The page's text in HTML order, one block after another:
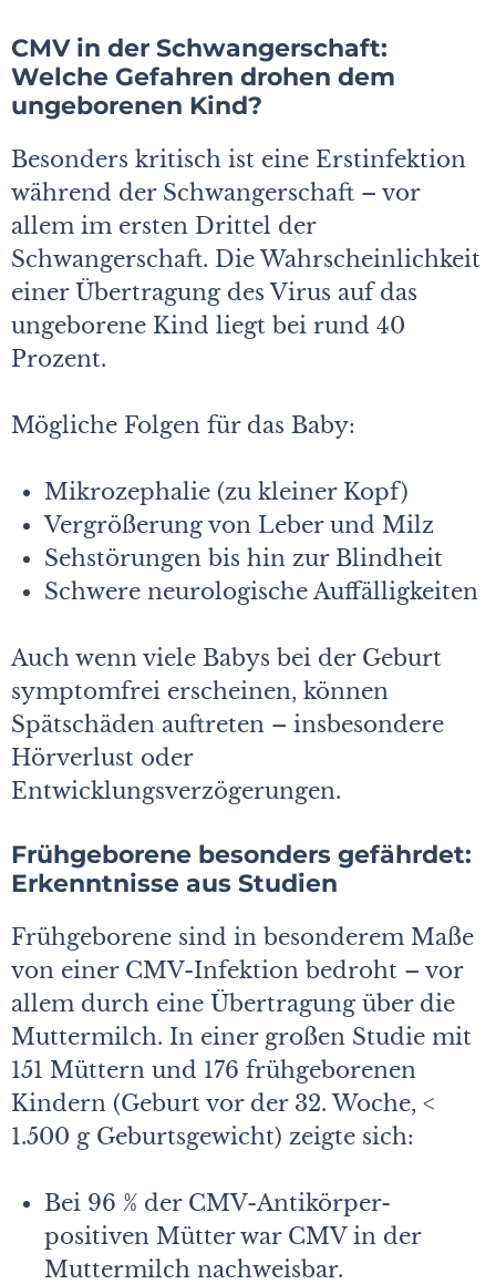
CMV in der Schwangerschaft:
Welche Gefahren drohen dem
ungeborenen Kind?
Besonders kritisch ist eine Erstinfektion
während der Schwangerschaft – vor
allem im ersten Drittel der
Schwangerschaft. Die Wahrscheinlichkeit
einer Übertragung des Virus auf das
ungeborene Kind liegt bei rund 40
Prozent.
Mögliche Folgen für das Baby:
Mikrozephalie (zu kleiner Kopf)
Vergrößerung von Leber und Milz
Sehstörungen bis hin zur Blindheit
Schwere neurologische Auffälligkeiten
Auch wenn viele Babys bei der Geburt
symptomfrei erscheinen, können
Spätschäden auftreten – insbesondere
Hörverlust oder
Entwicklungsverzögerungen.
Frühgeborene besonders gefährdet:
Erkenntnisse aus Studien
Frühgeborene sind in besonderem Maße
von einer CMV-Infektion bedroht – vor
allem durch eine Übertragung über die
Muttermilch. In einer großen Studie mit
151 Müttern und 176 frühgeborenen
Kindern (Geburt vor der 32. Woche, <
1.500 g Geburtsgewicht) zeigte sich:
Bei 96 % der CMV-Antikörper-
positiven Mütter war CMV in der
Muttermilch nachweisbar.